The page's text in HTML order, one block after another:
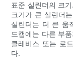
표준 실린더의 크
크기가 큰 실린더
실린더는 더 큰 움
드캡에는 다른 부
클레비스 또는 로
다.